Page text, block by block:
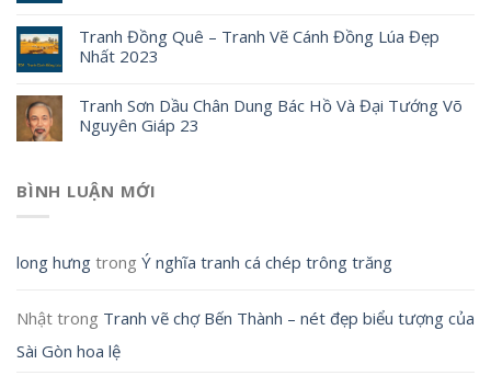
Tranh Đồng Quê – Tranh Vẽ Cánh Đồng Lúa Đẹp
Nhất 2023
Tranh Sơn Dầu Chân Dung Bác Hồ Và Đại Tướng Võ
Nguyên Giáp 23
BÌNH LUẬN MỚI
long hưng trong Ý nghĩa tranh cá chép trông trăng
Nhật trong Tranh vẽ chợ Bến Thành – nét đẹp biểu tượng của
Sài Gòn hoa lệ